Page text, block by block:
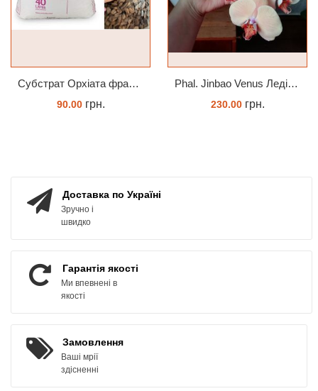
Субстрат Орхіата фракція 9-12мм
90.00грн.
Phal. Jinbao Venus Леді Мармелад 1.7 (торфстакан)
230.00грн.
Доставка по Україні
Зручно і
швидко
Гарантія якості
Ми впевнені в
якості
Замовлення
Ваші мрії
здісненні